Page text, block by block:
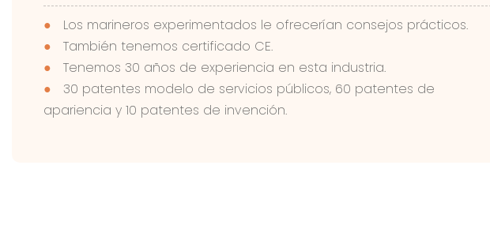
●
Los marineros experimentados le ofrecerían consejos prácticos.
●
También tenemos certificado CE.
●
Tenemos 30 años de experiencia en esta industria.
●
30 patentes modelo de servicios públicos, 60 patentes de
apariencia y 10 patentes de invención.